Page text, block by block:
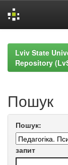
navigationLviv State
Repository
Пошук
Пошук:
запит